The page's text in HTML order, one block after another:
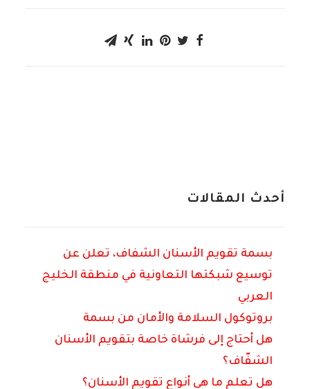
أحدث المقالات
بسمة تقويم الأسنان الشفاف، تعلن عن
توسيع شبكتها التعاونية في منطقة الخليج
العربي
بروتوكول السلامة والأمان من بسمة
هل أحتاج إلى فرشاة خاصة بتقويم الأسنان
الشفّاف؟
هل تعلم ما هي أنواع تقويم الأسنان؟